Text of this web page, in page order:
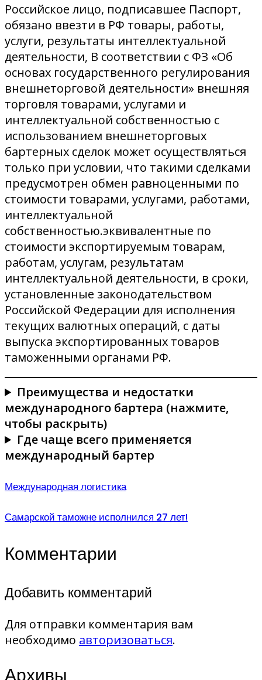
Российское лицо, подписавшее Паспорт,
обязано ввезти в РФ товары, работы,
услуги, результаты интеллектуальной
деятельности, В соответствии с ФЗ «Об
основах государственного регулирования
внешнеторговой деятельности» внешняя
торговля товарами, услугами и
интеллектуальной собственностью с
использованием внешнеторговых
бартерных сделок может осуществляться
только при условии, что такими сделками
предусмотрен обмен равноценными по
стоимости товарами, услугами, работами,
интеллектуальной
собственностью.эквивалентные по
стоимости экспортируемым товарам,
работам, услугам, результатам
интеллектуальной деятельности, в сроки,
установленные законодательством
Российской Федерации для исполнения
текущих валютных операций, с даты
выпуска экспортированных товаров
таможенными органами РФ.
Преимущества и недостатки
международного бартера (нажмите,
чтобы раскрыть)
Где чаще всего применяется
международный бартер
Международная логистика
Самарской таможне исполнился 27 лет!
Комментарии
Добавить комментарий
Для отправки комментария вам
необходимо авторизоваться.